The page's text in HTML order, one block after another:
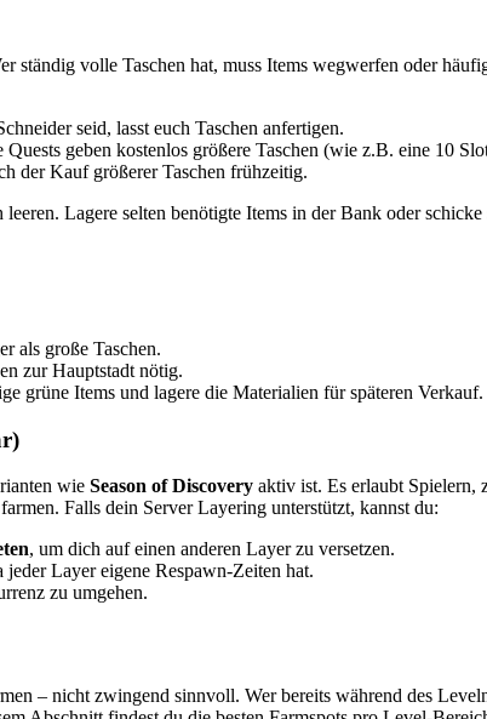
ständig volle Taschen hat, muss Items wegwerfen oder
seid, lasst euch Taschen anfertigen.
Quests geben kostenlos größere Taschen (wie z.B. eine 10
der Kauf größerer Taschen frühzeitig.
Lagere selten benötigte Items in der Bank oder
als große Taschen.
zur Hauptstadt nötig.
grüne Items und lagere die Materialien für späteren Verkauf.
wie Season of Discovery aktiv ist. Es erlaubt Spielern,
Falls dein Server Layering unterstützt, kannst du:
, um dich auf einen anderen Layer zu versetzen.
jeder Layer eigene Respawn-Zeiten hat.
zu umgehen.
– nicht zwingend sinnvoll. Wer bereits während des